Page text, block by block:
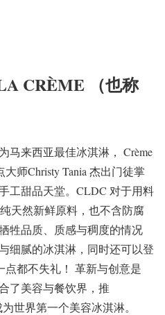
CRÈME （也称
马来西亚最佳冰淇淋， Crème
师Christy Tania 杰出门徒掌
工甜品天堂。CLDC 对于用料
天然新鲜原料，也不含防腐
牲品质、质感与稠度的情况
细腻的冰淇淋，同时还可以登
点都不失礼！ 革新与创意是
了美容与餐饮界，推
世界第一个美容冰淇淋。